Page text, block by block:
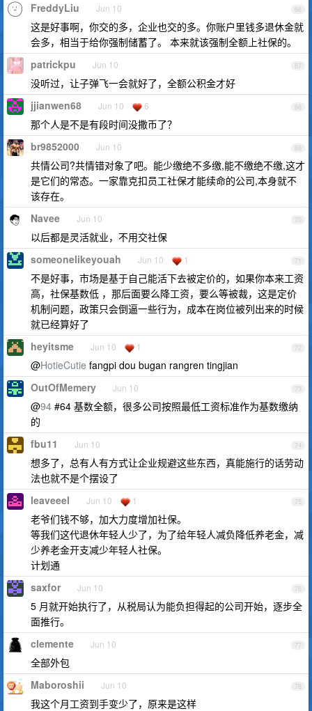
66
FreddyLiu Jun 10
这是好事啊，你交的多，企业也交的多。你账户里钱多退休金就
会多，相当于给你强制储蓄了。 本来就该强制全额上社保的。
67
patrickpu Jun 10
没听过，让子弹飞一会就好了，全额公积金才好
68
jjianwen68 Jun 10 6
那个人是不是有段时间没撒币了？
69
br9852000 Jun 10
共情公司?共情错对象了吧。能少缴绝不多缴,能不缴绝不缴,这才
是它们的常态。一家靠克扣员工社保才能续命的公司,本身就不
该存在。
70
Navee Jun 10
以后都是灵活就业，不用交社保
71
someonelikeyouah Jun 10 1
不是好事，市场是基于自己能活下去被定价的，如果你本来工资
高，社保基数低 ，那后面要么降工资，要么等被裁，这是定价
机制问题，政策只会倒逼一些行为，成本在岗位被列出来的时候
就已经算好了
72
heyitsme Jun 10 1
@HotieCutie fangpi dou bugan rangren tingjian
73
OutOfMemery Jun 10
@94 #64 基数全额，很多公司按照最低工资标准作为基数缴纳
的
74
fbu11 Jun 10
想多了，总有人有方式让企业规避这些东西，真能施行的话劳动
法也就不是个摆设了
75
leaveeel Jun 10 1
老爷们钱不够，加大力度增加社保。
等我们这代退休年轻人少了，为了给年轻人减负降低养老金，减
少养老金开支减少年轻人社保。
计划通
76
saxfor Jun 10
5 月就开始执行了，从税局认为能负担得起的公司开始，逐步全
面推行。
77
clemente Jun 10
全部外包
78
Maboroshii Jun 10
我这个月工资到手变少了，原来是这样